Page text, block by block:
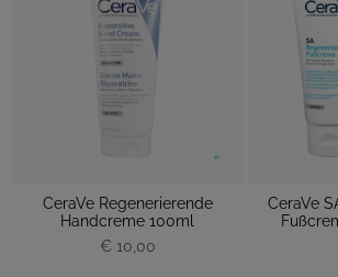
CeraVe Regenerierende
Handcreme 100ml
€ 10,00
CeraVe